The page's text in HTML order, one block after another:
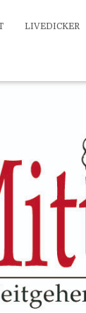
LIVEDICKER